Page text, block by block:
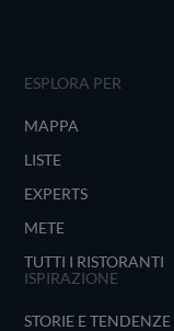
ESPLORA PER
MAPPA
LISTE
EXPERTS
METE
TUTTI I RISTORANTI
ISPIRAZIONE
STORIE E TENDENZE